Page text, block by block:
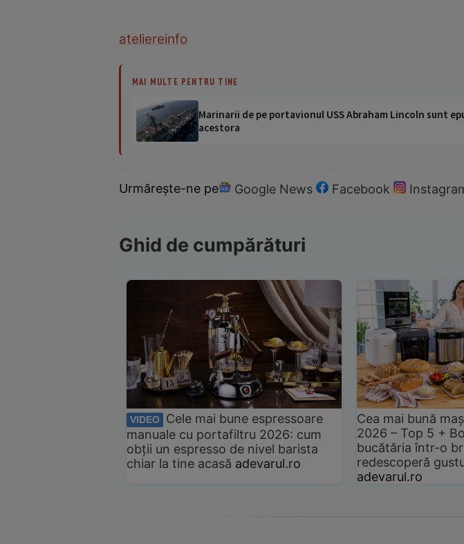
ateliereinfo
MAI MULTE PENTRU TINE
Marinarii de pe portavionul USS Abraham Lincoln sunt
acestora
Urmărește-ne pe Google News Facebook
Ghid de cumpărături
VIDEO
Cele mai bune espressoare
manuale cu portafiltru 2026: cum
obții un espresso de nivel barista
chiar la tine acasă adevarul.ro
Cea mai bună
2026 – Top 5 +
bucătăria într-o
redescoperă
adevarul.ro